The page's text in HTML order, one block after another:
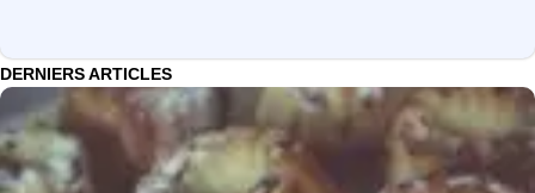
DERNIERS ARTICLES